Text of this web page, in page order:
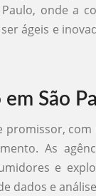
onde a
ágeis e
São
promissor,
As
e
dados e